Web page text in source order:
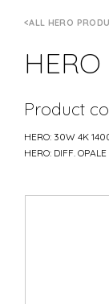
ALL HERO
HERO
Product
HERO: 30W 4K
HERO: DIFF.